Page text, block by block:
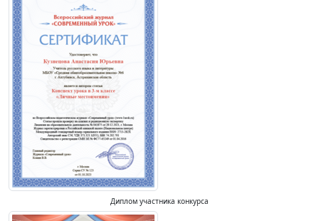
Диплом участника конкурса